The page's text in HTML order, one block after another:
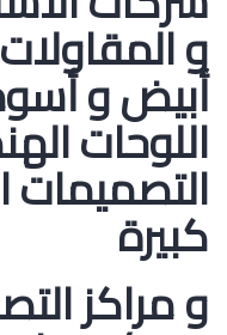
و المقاولات
أبيض و
اللوحات
التصميمات
كبيرة
و مراكز